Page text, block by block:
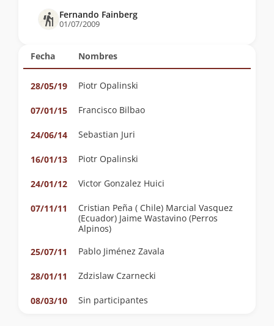
Fecha Nombres
28/05/19 Piotr Opalinski
07/01/15 Francisco Bilbao
24/06/14 Sebastian Juri
16/01/13 Piotr Opalinski
24/01/12 Victor Gonzalez Huici
07/11/11
Cristian Peña ( Chile) Marcial Vasquez
(Ecuador) Jaime Wastavino (Perros
Alpinos)
25/07/11
Pablo Jiménez Zavala
28/01/11 Zdzislaw Czarnecki
08/03/10 Sin participantes
Fernando Fainberg
01/07/2009